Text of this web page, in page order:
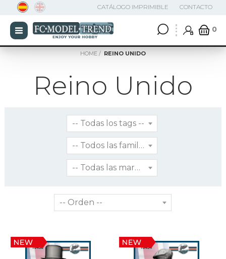
0
CATÁLOGO IMPRIMIBLE CONTACTO
HOME REINO UNIDO
Reino Unido